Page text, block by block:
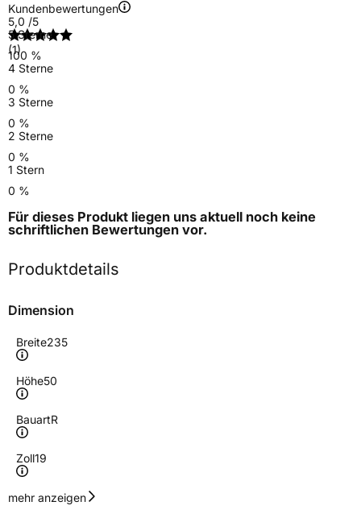
Kundenbewertungen
5,0 /5
(1)
5 Sterne
100 %
4 Sterne
0 %
3 Sterne
0 %
2 Sterne
0 %
1 Stern
0 %
Für dieses Produkt liegen uns aktuell noch keine
schriftlichen Bewertungen vor.
Produktdetails
Dimension
Breite235
Höhe50
BauartR
Zoll19
Geschwindigkeitsindex
mehr anzeigen